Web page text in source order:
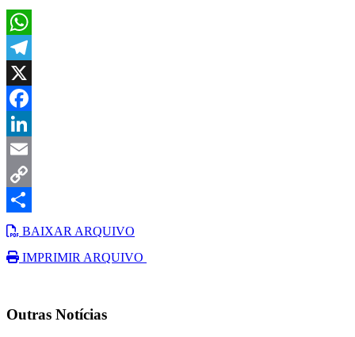
WhatsApp
Telegram
X
Facebook
LinkedIn
Email
Copy
Link
ShareBAIXAR ARQUIVO
IMPRIMIR ARQUIVO
Outras Notícias